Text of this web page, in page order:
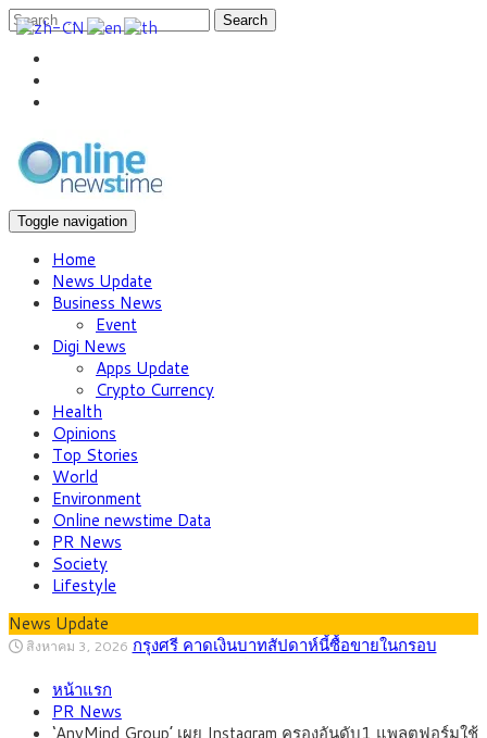
Search
Toggle navigation
Home
News Update
Business News
Event
Digi News
Apps Update
Crypto Currency
Health
Opinions
Top Stories
World
Environment
Online newstime Data
PR News
Society
Lifestyle
News Update
สิงหาคม 3, 2026
33.00-33.60 ติดตามข้อมูลจ้างงานสหรัฐฯ
สิงหาคม 1, 2026 “เอกนิติ” เปิดเครื่องยนต์เศรษฐกิจใหม่ของไทย
ศักยภาพ
ติดลายการ์ตูน กรมศุลกากร เตือนผู้ปกครองเฝ้าระวัง หลังยึดล็อต
ใหญ่จากเยอรมนี
กรกฎาคม 27, 2026
2569) ซื้อขายในกรอบ 33.40-34.00 มองเฟดคงดอกเบี้ย
สิงหาคม 5, 2026
หน้าแรก
PR News
‘AnyMind Group’ เผย Instagram ครองอันดับ1 แพลตฟอร์มใช้